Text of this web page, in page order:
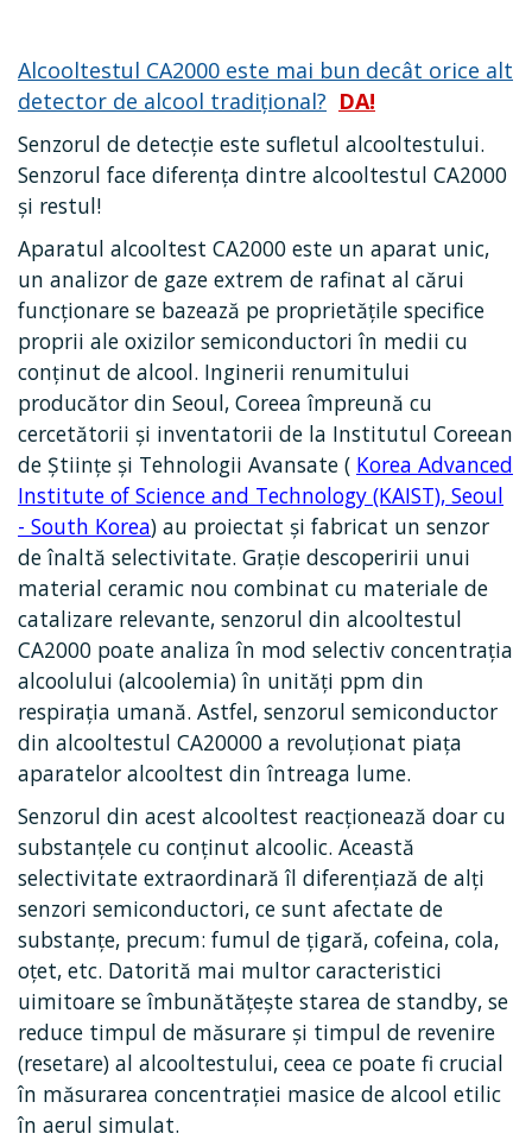
Alcooltestul CA2000 este mai bun decât orice alt
detector de alcool tradițional? DA!
Senzorul de detecție este sufletul alcooltestului.
Senzorul face diferența dintre alcooltestul CA2000
și restul!
Aparatul alcooltest CA2000 este un aparat unic,
un analizor de gaze extrem de rafinat al cărui
funcționare se bazează pe proprietățile specifice
proprii ale oxizilor semiconductori în medii cu
conținut de alcool. Inginerii renumitului
producător din Seoul, Coreea împreună cu
cercetătorii şi inventatorii de la Institutul Coreean
de Științe şi Tehnologii Avansate ( Korea Advanced
Institute of Science and Technology (KAIST), Seoul
- South Korea) au proiectat şi fabricat un senzor
de înaltă selectivitate. Grație descoperirii unui
material ceramic nou combinat cu materiale de
catalizare relevante, senzorul din alcooltestul
CA2000 poate analiza în mod selectiv concentrația
alcoolului (alcoolemia) în unităţi ppm din
respirația umană. Astfel, senzorul semiconductor
din alcooltestul CA20000 a revoluționat piața
aparatelor alcooltest din întreaga lume.
Senzorul din acest alcooltest reacționează doar cu
substanțele cu conținut alcoolic. Această
selectivitate extraordinară îl diferențiază de alți
senzori semiconductori, ce sunt afectate de
substanțe, precum: fumul de țigară, cofeina, cola,
oțet, etc. Datorită mai multor caracteristici
uimitoare se îmbunătățește starea de standby, se
reduce timpul de măsurare şi timpul de revenire
(resetare) al alcooltestului, ceea ce poate fi crucial
în măsurarea concentrației masice de alcool etilic
în aerul simulat.